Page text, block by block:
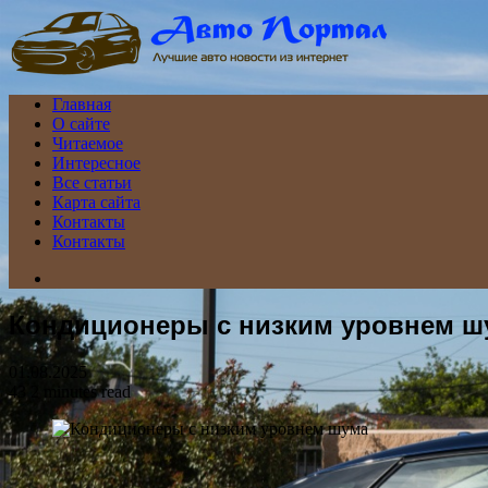
Главная
О сайте
Читаемое
Интересное
Все статьи
Карта сайта
Контакты
Контакты
Кондиционеры с низким уровнем
01.08.2025
43
2 minutes read